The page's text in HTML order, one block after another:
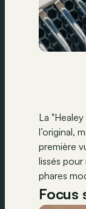
La
l’original,
première
lissés
phares
Focus